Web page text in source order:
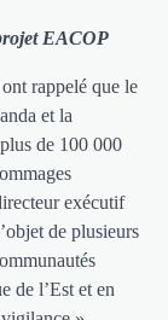
EACOP
rappelé que le
et la
de 100 000
exécutif
de plusieurs
de l’Est et en